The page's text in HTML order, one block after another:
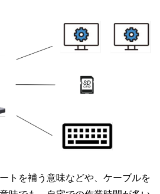
トを補う意味などや、ケーブルを